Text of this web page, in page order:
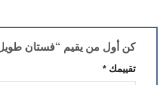
كن أول من يقيم “فستان
تقييمك*